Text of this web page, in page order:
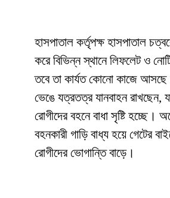
হাসপাতাল কর্তৃপক্ষ হাসপাতাল
করে বিভিন্ন স্থানে লিফলেট ও
তবে তা কার্যত কোনো কাজে আসছে
ভেঙে যত্রতত্র যানবাহন রাখছেন,
রোগীদের বহনে বাধা সৃষ্টি হচ্ছে।
বহনকারী গাড়ি বাধ্য হয়ে গেটের
রোগীদের ভোগান্তি বাড়ে।